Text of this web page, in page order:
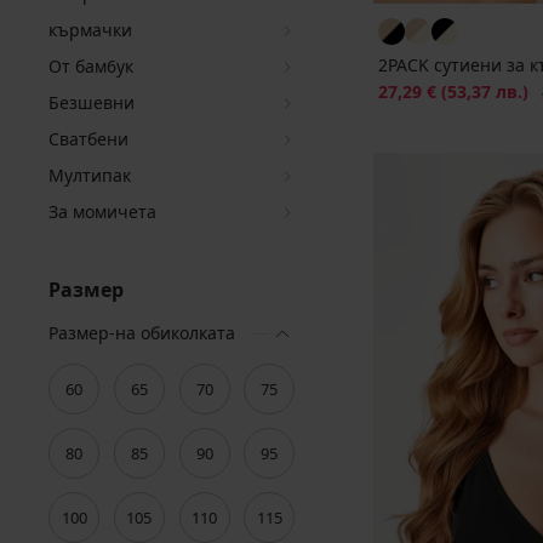
кърмачки
От бам6ук
Безшевни
Сватбени
Мултипак
За момичета
Размер
Размер-на обиколката
60 65 70 75
80 85 90 95
100 105 110 115
2PACK сутиени за
Намаление
27,29 € (53,37 лв.)